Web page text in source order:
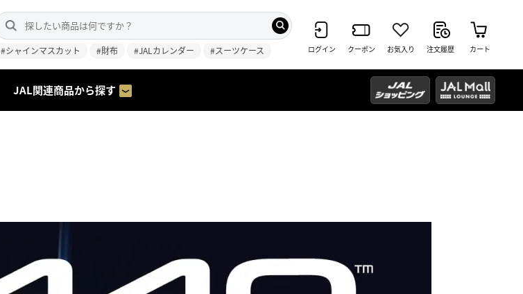
#シャインマスカット #財布 #JALカレンダー #スーツケース ログイン クーポン お気入り 注文履歴 カート
JAL関連商品から探す